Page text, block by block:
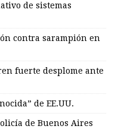
de sistemas
contra sarampión en
fuerte desplome ante
de EE.UU.
de Buenos Aires